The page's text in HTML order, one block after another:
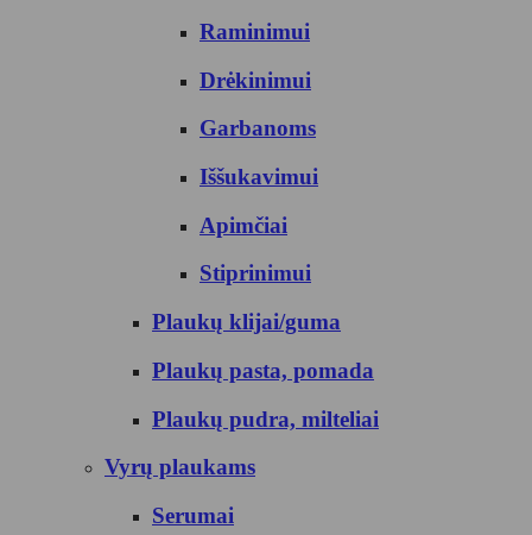
Raminimui
Drėkinimui
Garbanoms
Iššukavimui
Apimčiai
Stiprinimui
Plaukų klijai/guma
Plaukų pasta, pomada
Plaukų pudra, milteliai
Vyrų plaukams
Serumai